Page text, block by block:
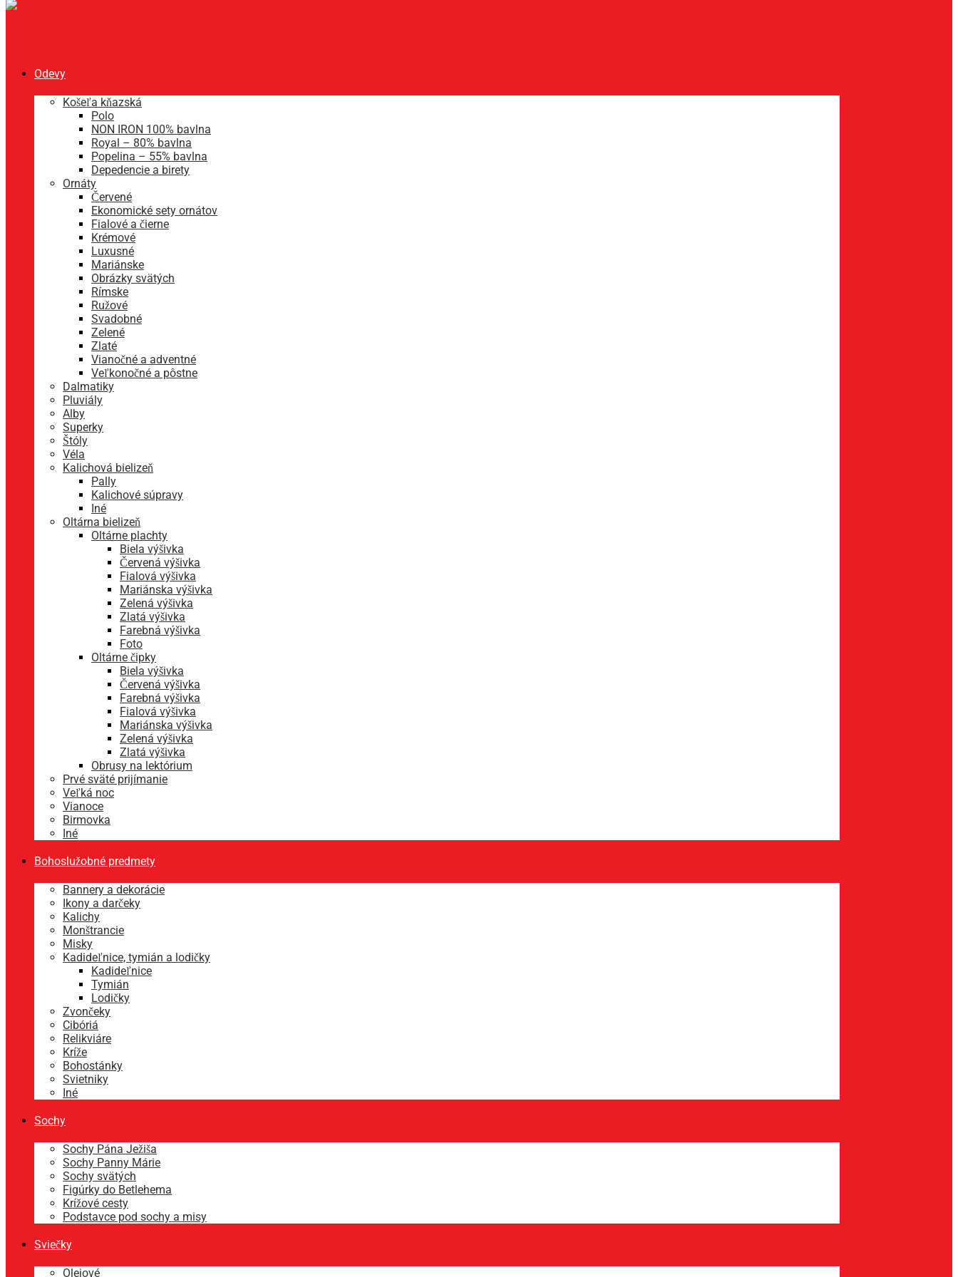
Odevy
Košeľa kňazská
Polo
NON IRON 100% bavlna
Royal – 80% bavlna
Popelina – 55% bavlna
Depedencie a birety
Ornáty
Červené
Ekonomické sety ornátov
Fialové a čierne
Krémové
Luxusné
Mariánske
Obrázky svätých
Rímske
Ružové
Svadobné
Zelené
Zlaté
Vianočné a adventné
Veľkonočné a pôstne
Dalmatiky
Pluviály
Alby
Superky
Štóly
Véla
Kalichová bielizeň
Pally
Kalichové súpravy
Iné
Oltárna bielizeň
Oltárne plachty
Biela výšivka
Červená výšivka
Fialová výšivka
Mariánska výšivka
Zelená výšivka
Zlatá výšivka
Farebná výšivka
Foto
Oltárne čipky
Biela výšivka
Červená výšivka
Farebná výšivka
Fialová výšivka
Mariánska výšivka
Zelená výšivka
Zlatá výšivka
Obrusy na lektórium
Prvé sväté prijímanie
Veľká noc
Vianoce
Birmovka
Iné
Bohoslužobné predmety
Bannery a dekorácie
Ikony a darčeky
Kalichy
Monštrancie
Misky
Kadideľnice, tymián a lodičky
Kadideľnice
Tymián
Lodičky
Zvončeky
Cibóriá
Relikviáre
Kríže
Bohostánky
Svietniky
Iné
Sochy
Sochy Pána Ježiša
Sochy Panny Márie
Sochy svätých
Figúrky do Betlehema
Krížové cesty
Podstavce pod sochy a misy
Sviečky
Olejové